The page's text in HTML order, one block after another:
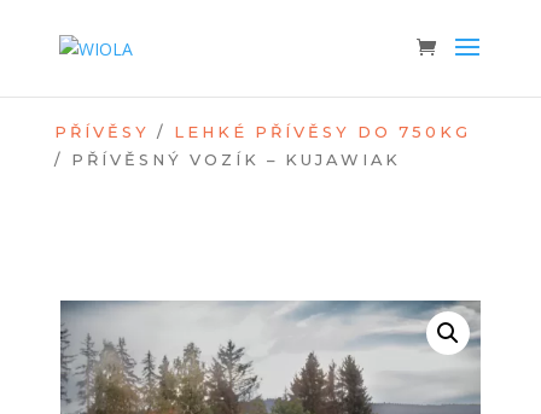
PŘÍVĚSY / LEHKÉ PŘÍVĚSY DO 750KG
/ PŘÍVĚSNÝ VOZÍK – KUJAWIAK